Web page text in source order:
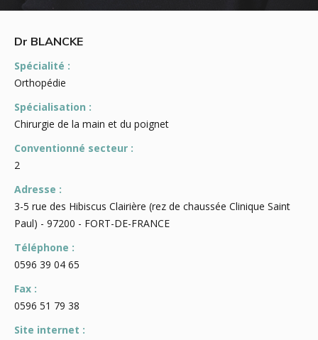
Dr BLANCKE
Spécialité :
Orthopédie
Spécialisation :
Chirurgie de la main et du poignet
Conventionné secteur :
2
Adresse :
3-5 rue des Hibiscus Clairière (rez de chaussée Clinique Saint
Paul) - 97200 - FORT-DE-FRANCE
Téléphone :
0596 39 04 65
Fax :
0596 51 79 38
Site internet :